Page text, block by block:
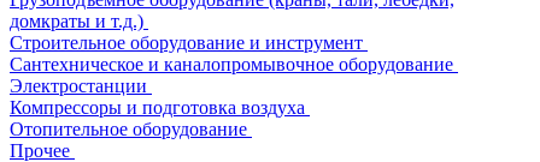
домкраты и т.д.)
Строительное оборудование и инструмент
Сантехническое и каналопромывочное оборудование
Электростанции
Компрессоры и подготовка воздуха
Отопительное оборудование
Прочее